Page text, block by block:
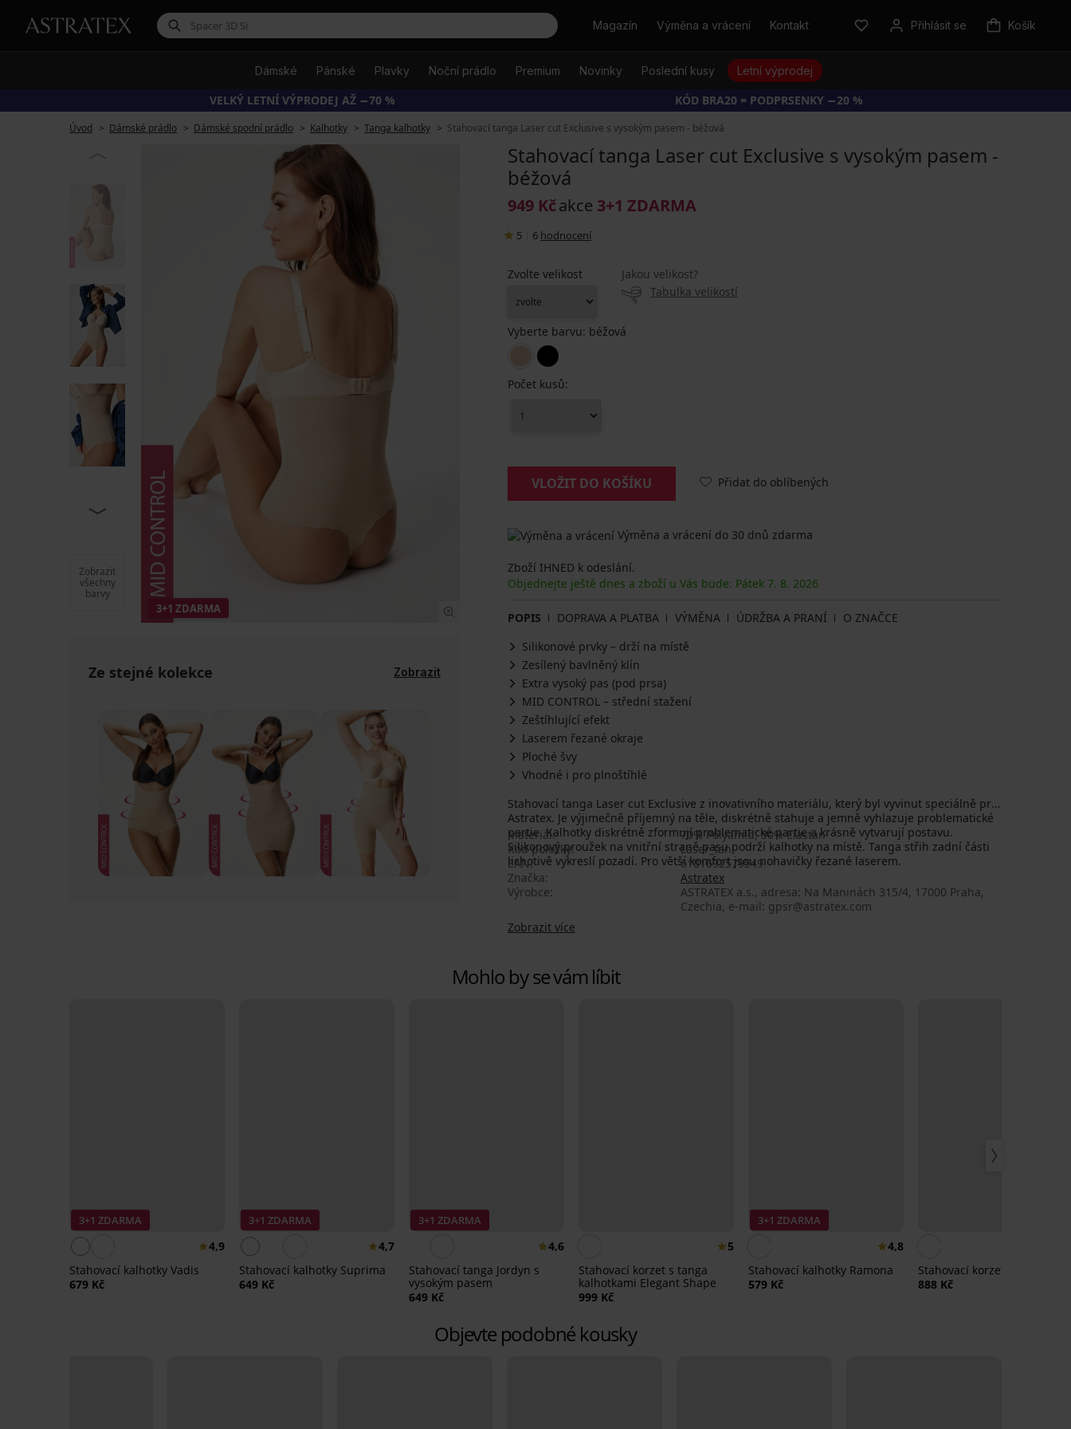
HledatMagazín Výměna a vrácení Kontakt Přihlásit se Košík
Dámské Pánské Plavky Noční prádlo Premium Novinky Poslední kusy Letní výprodej
VELKÝ LETNÍ VÝPRODEJ AŽ −70 % KÓD BRA20 = PODPRSENKY −20 %
Úvod Dámské prádlo Dámské spodní prádlo Kalhotky Tanga kalhotky Stahovací tanga Laser cut Exclusive s vysokým pasem - béžová
Zobrazit
všechny
barvy
3+1 ZDARMA
Ze stejné kolekce Zobrazit
Stahovací tanga Laser cut Exclusive s vysokým pasem -
béžová
949 Kčakce 3+1 ZDARMA
5 6 hodnocení
Zvolte velikost
Jakou velikost?
Tabulka velikostí
Vyberte barvu: béžová
Počet kusů:
VLOŽIT DO KOŠÍKU Přidat do oblíbených
Výměna a vrácení do 30 dnů zdarma
Zboží IHNED k odeslání.
Objednejte ještě dnes a zboží u Vás bude: Pátek 7. 8. 2026
POPIS DOPRAVA A PLATBA VÝMĚNA ÚDRŽBA A PRANÍ
O ZNAČCE
Silikonové prvky – drží na místě
Zesílený bavlněný klín
Extra vysoký pas (pod prsa)
MID CONTROL – střední stažení
Zeštíhlující efekt
Laserem řezané okraje
Ploché švy
Vhodné i pro plnoštíhlé
Stahovací tanga Laser cut Exclusive z inovativního materiálu, který byl vyvinut speciálně pro
Astratex. Je výjimečně příjemný na těle, diskrétně stahuje a jemně vyhlazuje problematické
partie. Kalhotky diskrétně zformují problematické partie a krásně vytvarují postavu.
Silikonový proužek na vnitřní straně pasu podrží kalhotky na místě. Tanga střih zadní části
lichotivě vykreslí pozadí. Pro větší komfort jsou nohavičky řezané laserem.
Materiál
70% Polyamid, 30% Elastan
Kód položky
Laser_tan
EAN
6181692579549
Značka
Astratex
Výrobce
ASTRATEX a.s., adresa: Na Maninách 315/4, 17000 Praha,
Czechia, e-mail: gpsr@astratex.com
Zobrazit více
Mohlo by se vám líbit
3+1 ZDARMA
4,9
Stahovací kalhotky Vadis
679 Kč
3+1 ZDARMA
4,7
Stahovací kalhotky Suprima
649 Kč
3+1 ZDARMA
4,6
Stahovací tanga Jordyn s
vysokým pasem
649 Kč
5
Stahovací korzet s tanga
kalhotkami Elegant Shape
999 Kč
3+1 ZDARMA
4,8
Stahovací kalhotky Ramona
579 Kč
Stahovací korzet Ester
888 Kč
Objevte podobné kousky